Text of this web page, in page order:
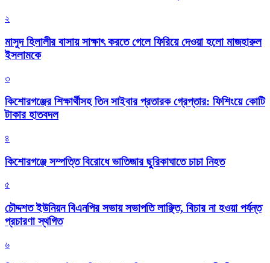
২
মাসুদ হিলালীর বাসায় সাক্ষাৎ করতে গেলে ফিরিয়ে দেওয়া হলো মাজহারুল
ইসলামকে
৩
কিশোরগঞ্জের শিক্ষার্থীসহ তিন সাইবার প্রতারক গ্রেপ্তার: ফিশিংয়ে কোটি
টাকার হাতবদল
৪
কিশোরগঞ্জে সম্পত্তি বিরোধে ভাতিজার ছুরিকাঘাতে চাচা নিহত
৫
চৌদ্দশত ইউনিয়ন বিএনপির সভায় সভাপতি লাঞ্ছিত, বিচার না হওয়া পর্যন্ত
প্রচারণা স্থগিত
৬